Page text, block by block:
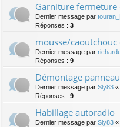
Garniture fermeture
Dernier message par
Réponses : 3
mousse/caoutchouc
Dernier message par
Réponses : 9
Démontage
Dernier message par Sly83 «
Réponses : 9
Habillage autoradio
Dernier message par Sly83 «